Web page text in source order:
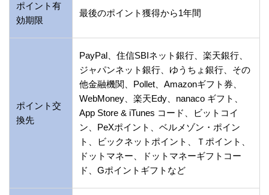
ポイント有
効期限
最後のポイント獲得から1年間
ポイント交
換先
PayPal、住信SBIネット銀行、楽天銀行、
ジャパンネット銀行、ゆうちょ銀行、その
他金融機関、Pollet、Amazonギフト券、
WebMoney、楽天Edy、nanaco ギフト、
App Store & iTunes コード、ビットコイ
ン、PeXポイント、ベルメゾン・ポイン
ト、ビックネットポイント、Ｔポイント、
ドットマネー、ドットマネーギフトコー
ド、Gポイントギフトなど